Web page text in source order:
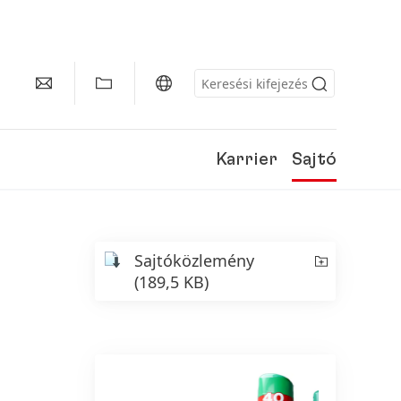
Karrier Sajtó
Sajtóközlemény
(189,5 KB)